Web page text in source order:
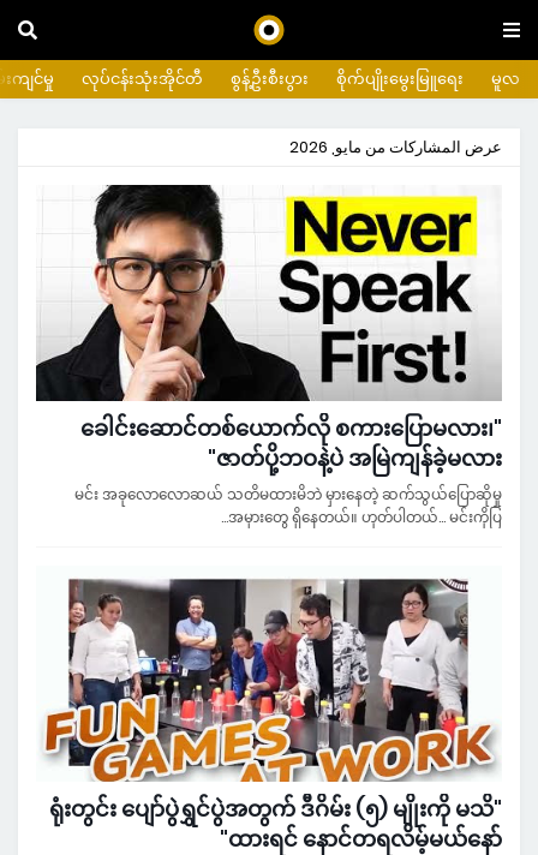
မူလ
စိုက်ပျိုးမွေးမြူရေး
စွန့်ဦးစီးပွား
လုပ်ငန်းသုံးအိုင်တီ
ကျင်မှု
عرض المشاركات من مايو, 2026
"ခေါင်းဆောင်တစ်ယောက်လို စကားပြောမလား၊
ဇာတ်ပို့ဘဝနဲ့ပဲ အမြဲကျန်ခဲ့မလား"
မင်း အခုလောလောဆယ် သတိမထားမိဘဲ မှားနေတဲ့ ဆက်သွယ်ပြောဆိုမှု
အမှားတွေ ရှိနေတယ်။ ဟုတ်ပါတယ်... မင်းကိုပြ…
"ရုံးတွင်း ပျော်ပွဲရွှင်ပွဲအတွက် ဒီဂိမ်း (၅) မျိုးကို မသိ
ထားရင် နောင်တရလိမ့်မယ်နော်"